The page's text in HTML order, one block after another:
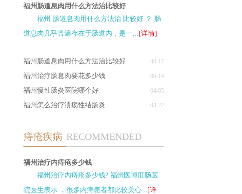
福州肠道息肉用什么方法治比较好
福州 肠道息肉用什么方法治 比较好 ？ 肠
道息肉几乎普遍存在于肠道内，是一... [详情]
06-17
福州肠道息肉用什么方法治比较好
06-14
福州治疗肠息肉要花多少钱
04-05
福州慢性肠炎医院哪个好
03-22
福州怎么治疗溃疡性结肠炎
痔疮疾病 RECOMMENDED
福州治疗内痔疮多少钱
福州治疗内痔疮多少钱? 福州医博肛肠医
院医生表示 ，很多内痔患者都比较关心... [详